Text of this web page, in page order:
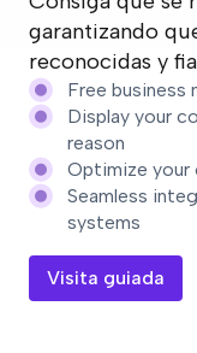
garantizando
reconocidas y
Free business
Display your
reason
Optimize your
Seamless
systems
Visita guiada